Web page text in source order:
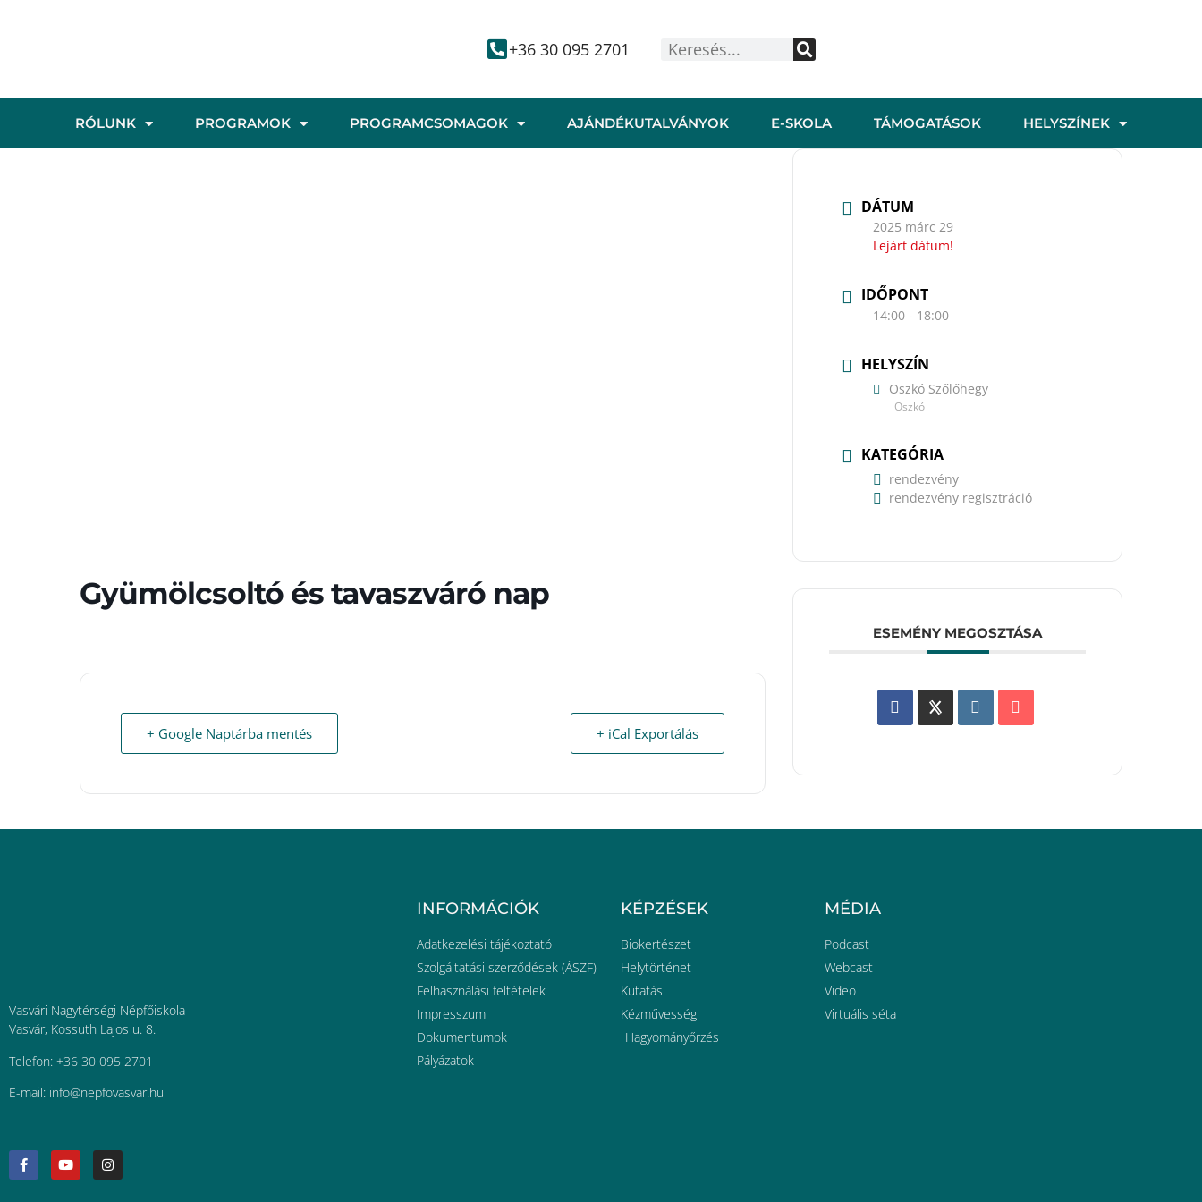
+36 30 095 2701
RÓLUNK PROGRAMOK PROGRAMCSOMAGOK AJÁNDÉKUTALVÁNYOK E-SKOLA TÁMOGATÁSOK HELYSZÍNEK
Gyümölcsoltó és tavaszváró nap
+ Google Naptárba mentés + iCal Exportálás
DÁTUM
2025 márc 29
Lejárt dátum!
IDŐPONT
14:00 - 18:00
HELYSZÍN
Oszkó Szőlőhegy
Oszkó
KATEGÓRIA
rendezvény
rendezvény regisztráció
ESEMÉNY MEGOSZTÁSA
Vasvári Nagytérségi Népfőiskola
Vasvár, Kossuth Lajos u. 8.
Telefon: +36 30 095 2701
E-mail: uh.ravsavofpen@ofni
INFORMÁCIÓK
Adatkezelési tájékoztató
Szolgáltatási szerződések (ÁSZF)
Felhasználási feltételek
Impresszum
Dokumentumok
Pályázatok
KÉPZÉSEK
Biokertészet
Helytörténet
Kutatás
Kézművesség
Hagyományőrzés
MÉDIA
Podcast
Webcast
Video
Virtuális séta